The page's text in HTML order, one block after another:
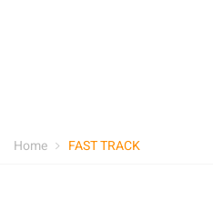
Home FAST TRACK